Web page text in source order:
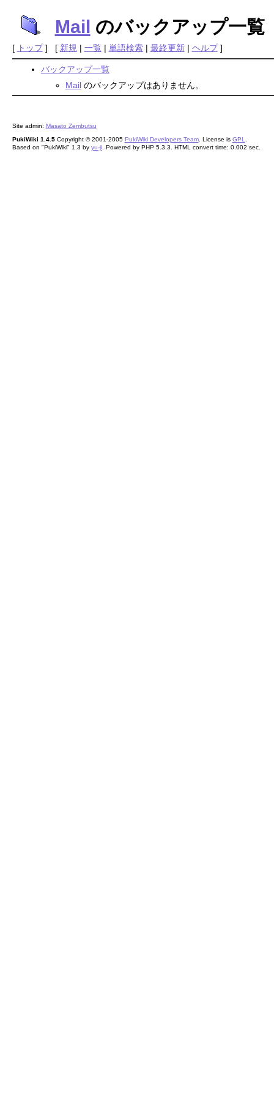
Mail のバックアップ一覧
[ トップ] [ 新規 | 一覧 | 単語検索| 最終更新| ヘルプ]
バックアップ一覧
Mailのバックアップはありません。
Site admin: Masato Zembutsu
PukiWiki 1.4.5Copyright © 2001-2005 PukiWiki Developers Team. License is GPL
Based on "PukiWiki" 1.3 by yu-ji. Powered by PHP 5.3.3. HTML convert time: 0.002 sec.